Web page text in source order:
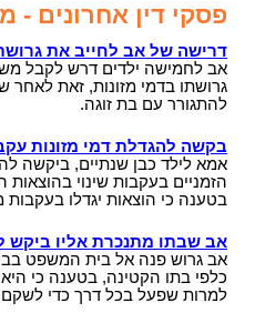
המדריך למתגרשים - דע את
גירושין בהסכמה
גירושין ללא הסכמה
מזונות ילדים
מזונות מביטוח לאומי,
הפחתת מזונות ילדים
קטינים, תביעת מזונות
אישה אמידה ותשלום
תביעת מזונות, מידע
מי חייב במזונות קטינים?
חישוב מזונות ילדים,
מזונות אישה
מהם מזונות אישה?
מתי תובעים מזונות אישה?
איך מגישים תביעה
סירוב תשלום מזונות אישה
גובה המזונות ומה כולל
מדור ספציפי, מזונות
מתי ניתן לשנות פסק דין
משמורת- החזקת ילדים
משמורת ילדים
עיקרון טובת הילד
סמכות אפוטרופוס בהליך
משמורת משותפת -
הסדרי ראיה
חלוקת רכוש
חלוקת רכוש
הסדר איזון משאבים
הסכמים
מדוע חשוב לערוך הסכם
הסכם ממון - מהו הסכם
צוואה בעל פה, מהי?
השפעה בלתי הוגנת
פסקי דין אחרונים -
דרישה של אב לחייב את
אב לחמישה ילדים דרש לקבל
גרושתו בדמי מזונות, זאת
להתגורר עם בת זוגה.
בקשה להגדלת דמי מזונות
אמא לילד כבן שנתיים, ביקשה
הזמניים בעקבות שינוי בהוצאות
בטענה כי הוצאות יגדלו
אב שבתו מתנכרת אליו ביקש
אב גרוש פנה אל בית המשפט
כלפי בתו הקטינה, בטענה כי
למרות שפעל בכל דרך כדי